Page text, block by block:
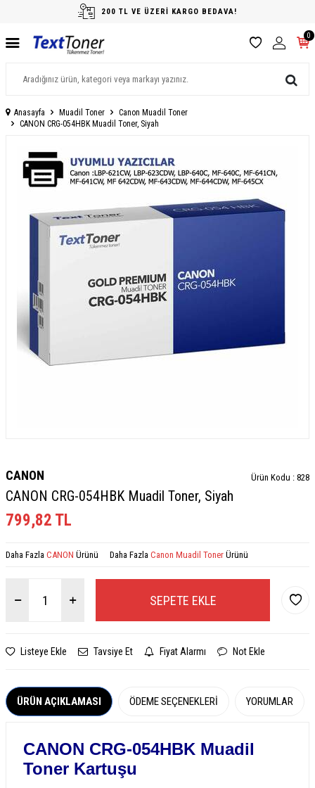
200 TL VE ÜZERİ KARGO BEDAVA!
0
Anasayfa Muadil Toner
Canon Muadil Toner
CANON CRG-054HBK Muadil Toner, Siyah
CANON Ürün Kodu : 828
CANON CRG-054HBK Muadil Toner, Siyah
799,82 TL
Daha Fazla CANON Ürünü Daha Fazla Canon Muadil Toner Ürünü
SEPETE EKLE
Listeye Ekle Tavsiye Et Fiyat Alarmı Not Ekle
ÜRÜN AÇIKLAMASI ÖDEME SEÇENEKLERI YORUMLAR
CANON CRG-054HBK Muadil
Toner Kartuşu